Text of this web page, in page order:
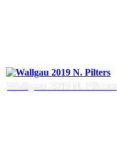
Wallgau 2019 N. Pilters